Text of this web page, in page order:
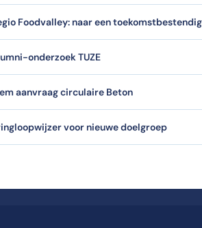
Foodvalley: naar een
onderzoek TUZE
aanvraag circulaire Beton
voor nieuwe doelgroep